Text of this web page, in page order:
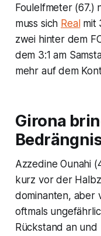
Foulelfmeter (67.)
muss sich Real mit
zwei hinter dem
dem 3:1 am
mehr auf dem
Girona
Azzedine Ounahi
kurz vor der
dominanten, aber
oftmals
Rückstand an